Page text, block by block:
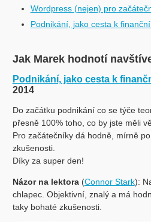
Wordpress (nejen) pro
Podnikání, jako cesta k
Jak Marek hodnotí
Podnikání, jako cesta k
2014
Do začátku podnikání co se týče
přesně 100% toho, co by jste měli
Pro začátečníky dá hodně, mírně
zkušenosti.
Díky za super den!
Názor na lektora(Connor Stark):
chlapec. Objektivní, znalý a má
taky bohaté zkušenosti.